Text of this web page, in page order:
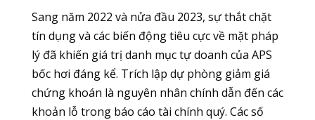
Sang năm 2022 và nửa đầu 2023, sự thắt chặt
tín dụng và các biến động tiêu cực về mặt pháp
lý đã khiến giá trị danh mục tự doanh của APS
bốc hơi đáng kể. Trích lập dự phòng giảm giá
chứng khoán là nguyên nhân chính dẫn đến các
khoản lỗ trong báo cáo tài chính quý. Các số